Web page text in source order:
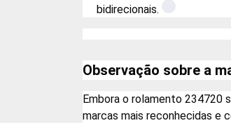
bidirecionais.
Observação sobre a
Embora o rolamento 234720
marcas mais reconhecidas e